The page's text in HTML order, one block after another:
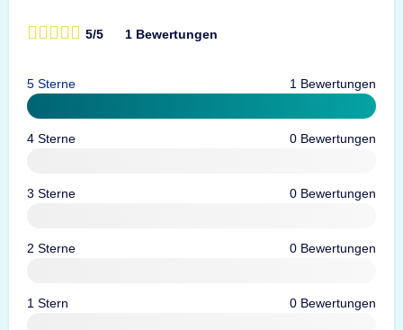
5/5 1 Bewertungen
5 Sterne 1 Bewertungen
4 Sterne 0 Bewertungen
3 Sterne 0 Bewertungen
2 Sterne 0 Bewertungen
1 Stern 0 Bewertungen